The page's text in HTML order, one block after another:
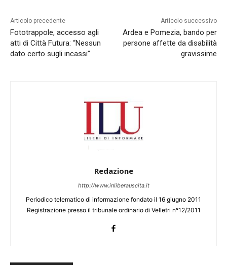
Articolo precedente
Fototrappole, accesso agli
atti di Città Futura: “Nessun
dato certo sugli incassi”
Articolo successivo
Ardea e Pomezia, bando per
persone affette da disabilità
gravissime
Redazione
http://www.inliberauscita.it
Periodico telematico di informazione fondato il 16 giugno 2011
Registrazione presso il tribunale ordinario di Velletri n°12/2011